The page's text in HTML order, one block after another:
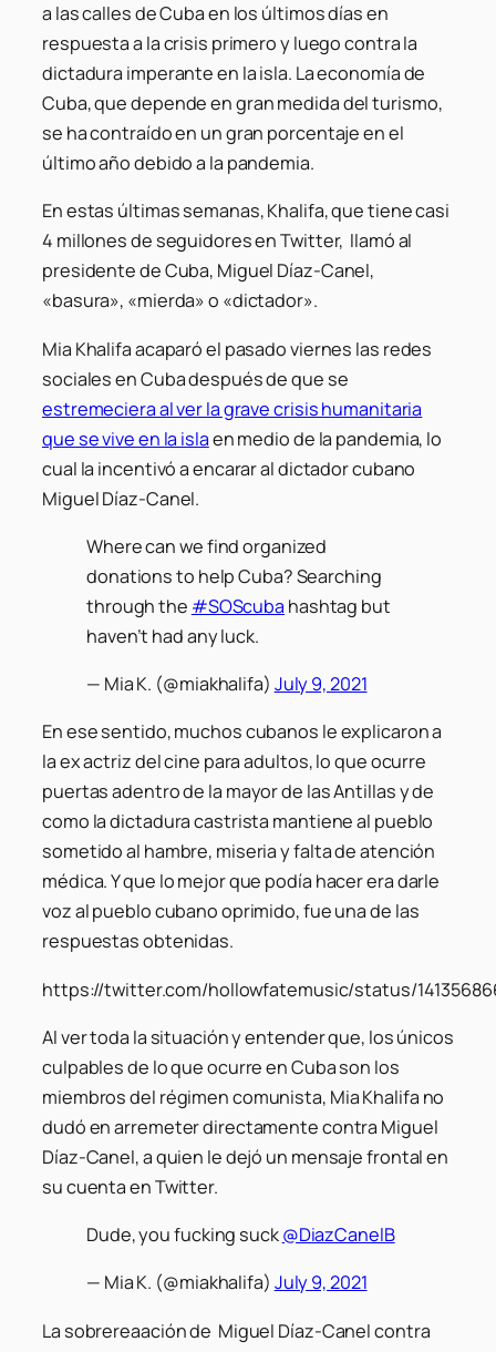
a las calles de Cuba en los últimos días en
respuesta a la crisis primero y luego contra la
dictadura imperante en la isla. La economía de
Cuba, que depende en gran medida del turismo,
se ha contraído en un gran porcentaje en el
último año debido a la pandemia.
En estas últimas semanas, Khalifa, que tiene casi
4 millones de seguidores en Twitter, llamó al
presidente de Cuba, Miguel Díaz-Canel,
«basura», «mierda» o «dictador».
Mia Khalifa acaparó el pasado viernes las redes
sociales en Cuba después de que se
estremeciera al ver la grave crisis humanitaria
que se vive en la islaen medio de la pandemia, lo
cual la incentivó a encarar al dictador cubano
Miguel Díaz-Canel.
Where can we find organized
donations to help Cuba? Searching
through the #SOScuba hashtag but
haven’t had any luck.
— Mia K. (@miakhalifa) July 9, 2021
En ese sentido, muchos cubanos le explicaron a
la ex actriz del cine para adultos, lo que ocurre
puertas adentro de la mayor de las Antillas y de
como la dictadura castrista mantiene al pueblo
sometido al hambre, miseria y falta de atención
médica. Y que lo mejor que podía hacer era darle
voz al pueblo cubano oprimido, fue una de las
respuestas obtenidas.
https://twitter.com/hollowfatemusic/status/
Al ver toda la situación y entender que, los únicos
culpables de lo que ocurre en Cuba son los
miembros del régimen comunista, Mia Khalifa no
dudó en arremeter directamente contra Miguel
Díaz-Canel, a quien le dejó un mensaje frontal en
su cuenta en Twitter.
Dude, you fucking suck@DiazCanelB
— Mia K. (@miakhalifa) July 9, 2021
La sobrereaación de Miguel Díaz-Canel contra